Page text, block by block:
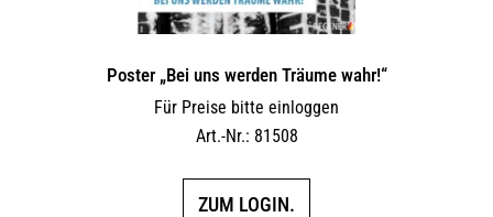
Poster „Bei uns werden Träume wahr!“
Für Preise bitte einloggen
Art.-Nr.: 81508
ZUM LOGIN.